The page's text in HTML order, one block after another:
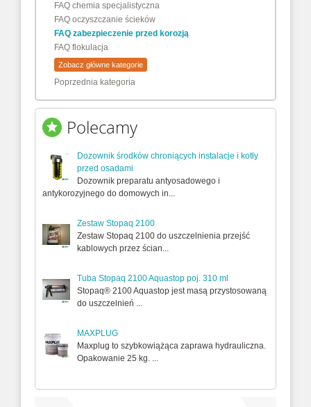
FAQ chemia specjalistyczna
FAQ oczyszczanie ścieków
FAQ zabezpieczenie przed korozją
FAQ flokulacja
Zobacz główne kategorie
Poprzednia kategoria
Polecamy
Dozownik środków chroniących instalacje i kotły
przed osadami
Dozownik preparatu antyosadowego i
antykorozyjnego do domowych in...
Zestaw Stopaq 2100
Zestaw Stopaq 2100 do uszczelnienia przejść
kablowych przez ścian...
Tuba Stopaq 2100 Aquastop poj. 310 ml
Stopaq® 2100 Aquastop jest masą przystosowaną
do uszczelnień ...
MAXPLUG
Maxplug to szybkowiążąca zaprawa hydrauliczna.
Opakowanie 25 kg. ...